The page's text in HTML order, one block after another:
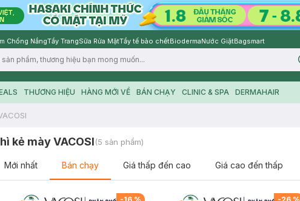
Chống NắngTẩy TrangSữa Rửa MặtTẩy tế bào chếtBiodermaNước GiặtBagsmart
THƯƠNG HIỆU HÀNG MỚI VỀ BÁN CHẠY CLINIC & SPA DERMAHAIR
kẻ mày VACOSI(5 sản phẩm)
Mới nhất Bán chạy Giá thấp đến cao Giá cao đến thấp